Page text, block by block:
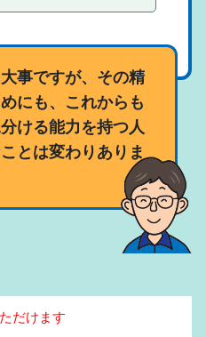
事ですが、その精
にも、これからも
ける能力を持つ人
とは変わりありま
だけます